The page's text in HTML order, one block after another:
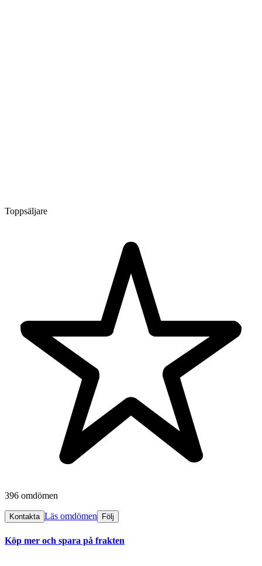
Toppsäljare
396 omdömen
Kontakta Läs omdömen Följ
Köp mer och spara på frakten